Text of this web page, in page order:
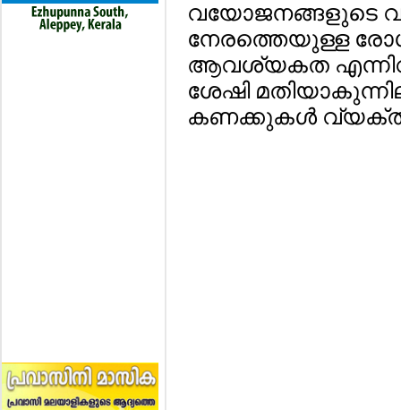
വയോജനങ്ങളുടെ
നേരത്തെയുള്ള
ആവശ്യകത എന്നിവ
ശേഷി
കണക്കുകള്‍